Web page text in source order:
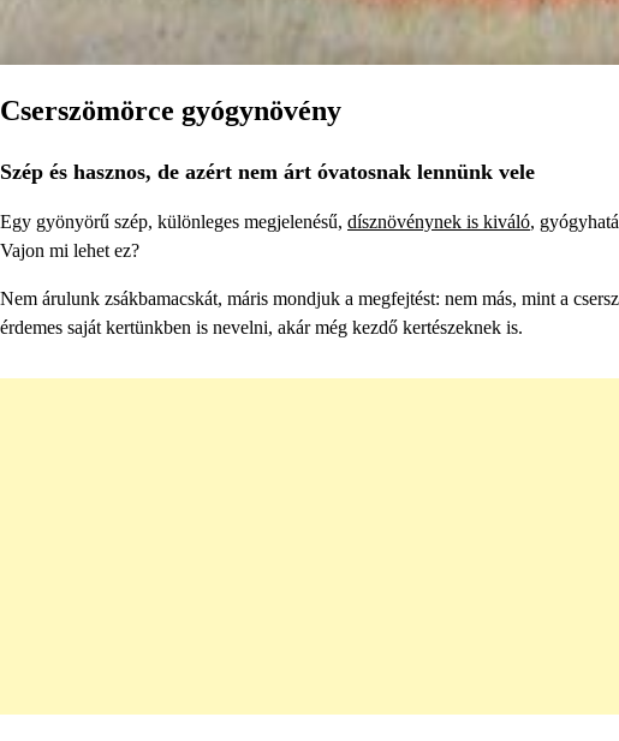
Cserszömörce gyógynövény
Szép és hasznos, de azért nem árt óvatosnak lennünk vele
Egy gyönyörű szép, különleges megjelenésű, dísznövénynek is kiváló,
Vajon mi lehet ez?
Nem árulunk zsákbamacskát, máris mondjuk a megfejtést: nem más, mint a
érdemes saját kertünkben is nevelni, akár még kezdő kertészeknek is.